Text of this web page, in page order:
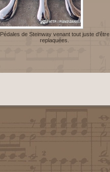
Pédales de Steinway venant tout juste d'être
replaquées.